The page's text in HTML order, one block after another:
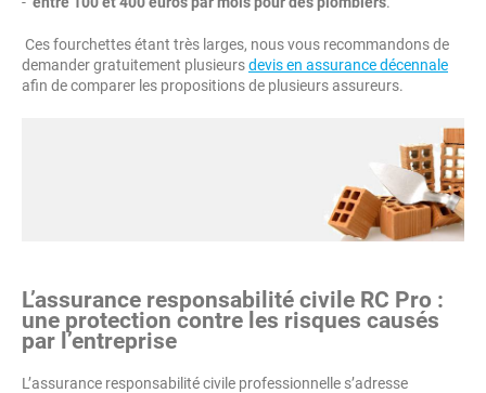
Ces fourchettes étant très larges, nous vous recommandons de
demander gratuitement plusieursdevis en assurance décennale
afin de comparer les propositions de plusieurs assureurs.
L’assurance responsabilité civile RC Pro :
une protection contre les risques causés
par l’entreprise
L’assurance responsabilité civile professionnelle s’adresse